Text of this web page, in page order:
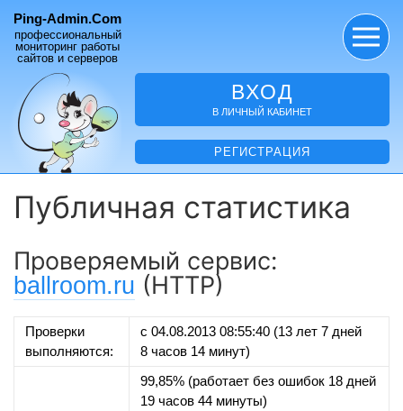
Ping-Admin.Com
профессиональный
мониторинг работы
сайтов и серверов
ВХОД
В ЛИЧНЫЙ КАБИНЕТ
РЕГИСТРАЦИЯ
Публичная статистика
Проверяемый сервис:
ballroom.ru (HTTP)
Проверки
выполняются:
с 04.08.2013 08:55:40 (13 лет 7 дней
8 часов 14 минут)
99,85% (работает без ошибок 18 дней
19 часов 44 минуты)